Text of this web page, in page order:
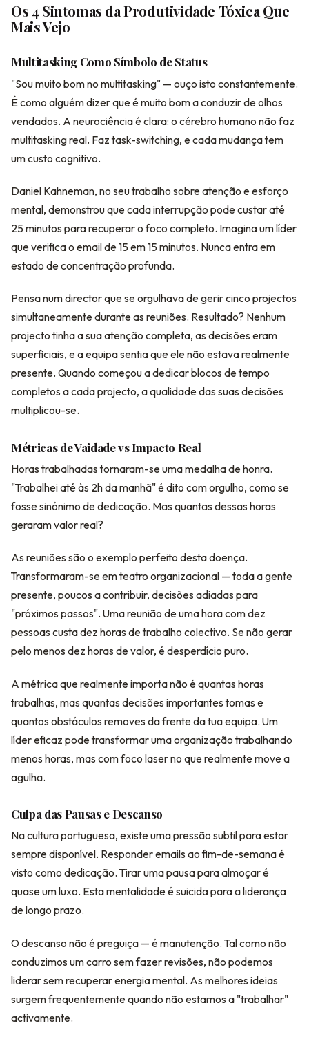
Os 4 Sintomas da Produtividade Tóxica Que
Mais Vejo
Multitasking Como Símbolo de Status
"Sou muito bom no multitasking" — ouço isto constantemente.
É como alguém dizer que é muito bom a conduzir de olhos
vendados. A neurociência é clara: o cérebro humano não faz
multitasking real. Faz task-switching, e cada mudança tem
um custo cognitivo.
Daniel Kahneman, no seu trabalho sobre atenção e esforço
mental, demonstrou que cada interrupção pode custar até
25 minutos para recuperar o foco completo. Imagina um líder
que verifica o email de 15 em 15 minutos. Nunca entra em
estado de concentração profunda.
Pensa num director que se orgulhava de gerir cinco projectos
simultaneamente durante as reuniões. Resultado? Nenhum
projecto tinha a sua atenção completa, as decisões eram
superficiais, e a equipa sentia que ele não estava realmente
presente. Quando começou a dedicar blocos de tempo
completos a cada projecto, a qualidade das suas decisões
multiplicou-se.
Métricas de Vaidade vs Impacto Real
Horas trabalhadas tornaram-se uma medalha de honra.
"Trabalhei até às 2h da manhã" é dito com orgulho, como se
fosse sinónimo de dedicação. Mas quantas dessas horas
geraram valor real?
As reuniões são o exemplo perfeito desta doença.
Transformaram-se em teatro organizacional — toda a gente
presente, poucos a contribuir, decisões adiadas para
"próximos passos". Uma reunião de uma hora com dez
pessoas custa dez horas de trabalho colectivo. Se não gerar
pelo menos dez horas de valor, é desperdício puro.
A métrica que realmente importa não é quantas horas
trabalhas, mas quantas decisões importantes tomas e
quantos obstáculos removes da frente da tua equipa. Um
líder eficaz pode transformar uma organização trabalhando
menos horas, mas com foco laser no que realmente move a
agulha.
Culpa das Pausas e Descanso
Na cultura portuguesa, existe uma pressão subtil para estar
sempre disponível. Responder emails ao fim-de-semana é
visto como dedicação. Tirar uma pausa para almoçar é
quase um luxo. Esta mentalidade é suicida para a liderança
de longo prazo.
O descanso não é preguiça — é manutenção. Tal como não
conduzimos um carro sem fazer revisões, não podemos
liderar sem recuperar energia mental. As melhores ideias
surgem frequentemente quando não estamos a "trabalhar"
activamente.